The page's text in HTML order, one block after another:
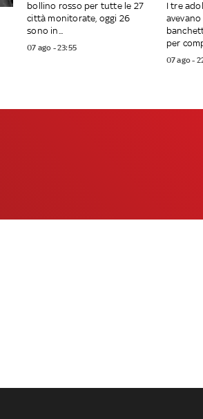
bollino rosso per tutte le 27
città monitorate, oggi 26
sono in...
07 ago - 23:55
I tre
per
07 ago -